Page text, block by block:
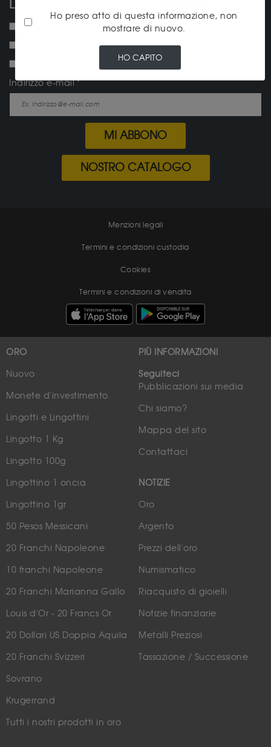
LA NOSTRA NEWSLETTER
NEW ! Vorrei ricevere la lettera d'informazione mensile.
Vorrei ricevere la newsletter Compro-Oro-E-Argento.it
Indirizzo e-mail
MI ABBONO
NOSTRO CATALOGO
Menzioni legali
Termini e condizioni custodia
Cookies
Termini e condizioni di vendita
ORO
Nuovo
Monete d'investimento
Lingotti e Lingottini
Lingotto 1 Kg
Lingotto 100g
Lingottino 1 oncia
Lingottino 1gr
50 Pesos Messicani
20 Franchi Napoleone
10 franchi Napoleone
20 Franchi Marianna Gallo
Louis d'Or - 20 Francs Or
20 Dollari US Doppia Aquila
20 Franchi Svizzeri
Sovrano
Krugerrand
Tutti i nostri prodotti in oro
PIÙ INFORMAZIONI
Seguiteci
Pubblicazioni sui media
Chi siamo?
Mappa del sito
Contattaci
NOTIZIE
Oro
Argento
Prezzi dell'oro
Numismatico
Riacquisto di gioielli
Notizie finanziarie
Metalli Preziosi
Tassazione / Successione
Ho preso atto di questa informazione, non
mostrare di nuovo.
HO CAPITO